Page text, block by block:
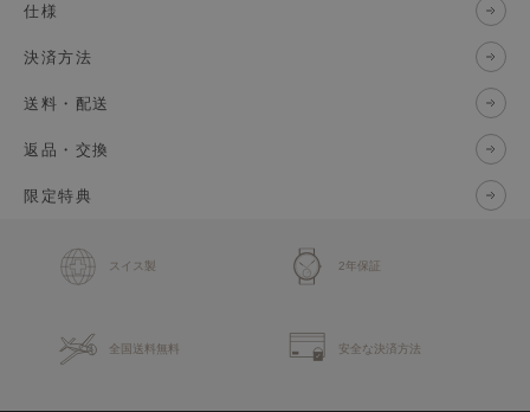
仕様
決済方法
送料・配送
返品・交換
限定特典
スイス製 2年保証
全国送料無料 安全な決済方法